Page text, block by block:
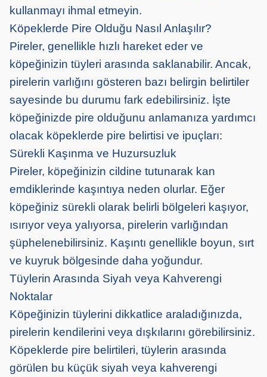
kullanmayı ihmal etmeyin.
Köpeklerde Pire Olduğu Nasıl Anlaşılır?
Pireler, genellikle hızlı hareket eder ve
köpeğinizin tüyleri arasında saklanabilir. Ancak,
pirelerin varlığını gösteren bazı belirgin belirtiler
sayesinde bu durumu fark edebilirsiniz. İşte
köpeğinizde pire olduğunu anlamanıza yardımcı
olacak köpeklerde pire belirtisi ve ipuçları:
Sürekli Kaşınma ve Huzursuzluk
Pireler, köpeğinizin cildine tutunarak kan
emdiklerinde kaşıntıya neden olurlar. Eğer
köpeğiniz sürekli olarak belirli bölgeleri kaşıyor,
ısırıyor veya yalıyorsa, pirelerin varlığından
şüphelenebilirsiniz. Kaşıntı genellikle boyun, sırt
ve kuyruk bölgesinde daha yoğundur.
Tüylerin Arasında Siyah veya Kahverengi
Noktalar
Köpeğinizin tüylerini dikkatlice araladığınızda,
pirelerin kendilerini veya dışkılarını görebilirsiniz.
Köpeklerde pire belirtileri, tüylerin arasında
görülen bu küçük siyah veya kahverengi